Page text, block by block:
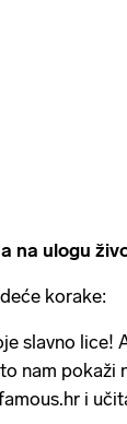
na ulogu
korake:
slavno lice!
nam pokaži
i